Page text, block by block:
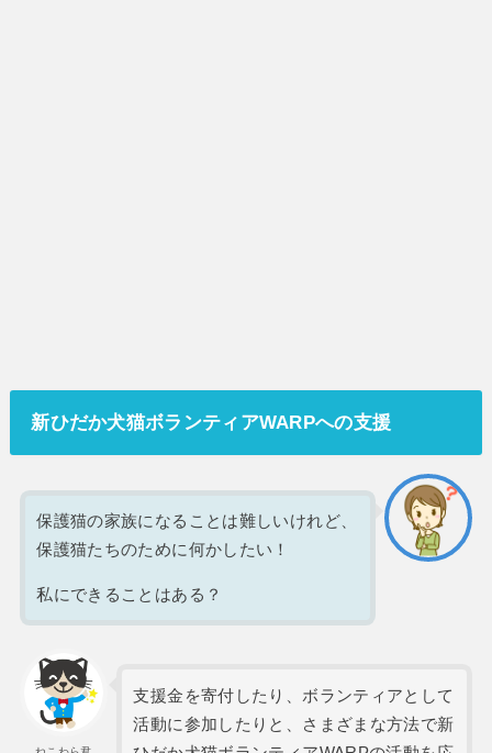
新ひだか犬猫ボランティアWARPへの支援
保護猫の家族になることは難しいけれど、
保護猫たちのために何かしたい！
私にできることはある？
支援金を寄付したり、ボランティアとして
活動に参加したりと、さまざまな方法で新